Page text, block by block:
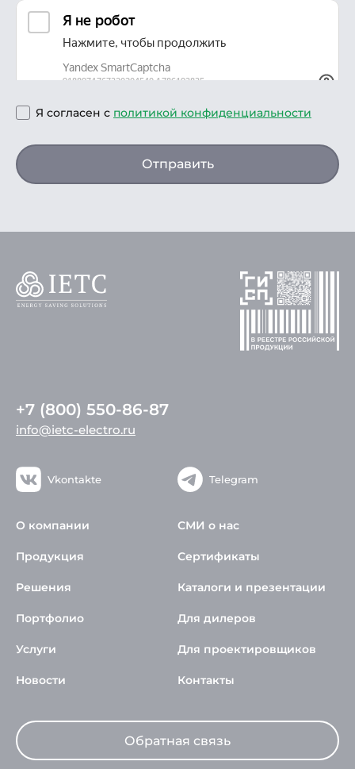
Я согласен с политикой конфиденциальности
Отправить
+7 (800) 550-86-87
info@ietc-electro.ru
Vkontakte Telegram
О компании
Продукция
Решения
Портфолио
Услуги
Новости
СМИ о нас
Сертификаты
Каталоги и презентации
Для дилеров
Для проектировщиков
Контакты
Обратная связь